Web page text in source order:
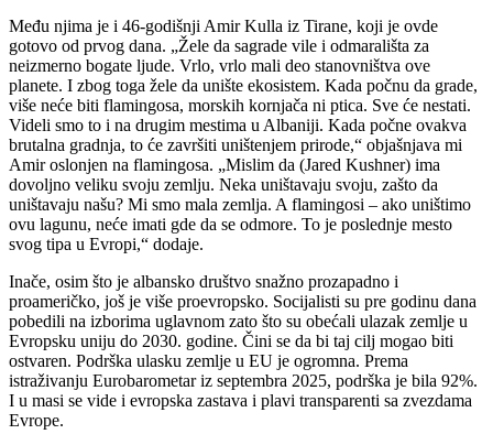
Među njima je i 46-godišnji Amir Kulla iz Tirane, koji je ovde
gotovo od prvog dana. „Žele da sagrade vile i odmarališta za
neizmerno bogate ljude. Vrlo, vrlo mali deo stanovništva ove
planete. I zbog toga žele da unište ekosistem. Kada počnu da grade,
više neće biti flamingosa, morskih kornjača ni ptica. Sve će nestati.
Videli smo to i na drugim mestima u Albaniji. Kada počne ovakva
brutalna gradnja, to će završiti uništenjem prirode,“ objašnjava mi
Amir oslonjen na flamingosa. „Mislim da (Jared Kushner) ima
dovoljno veliku svoju zemlju. Neka uništavaju svoju, zašto da
uništavaju našu? Mi smo mala zemlja. A flamingosi – ako uništimo
ovu lagunu, neće imati gde da se odmore. To je poslednje mesto
svog tipa u Evropi,“ dodaje.
Inače, osim što je albansko društvo snažno prozapadno i
proameričko, još je više proevropsko. Socijalisti su pre godinu dana
pobedili na izborima uglavnom zato što su obećali ulazak zemlje u
Evropsku uniju do 2030. godine. Čini se da bi taj cilj mogao biti
ostvaren. Podrška ulasku zemlje u EU je ogromna. Prema
istraživanju Eurobarometar iz septembra 2025, podrška je bila 92%.
I u masi se vide i evropska zastava i plavi transparenti sa zvezdama
Evrope.